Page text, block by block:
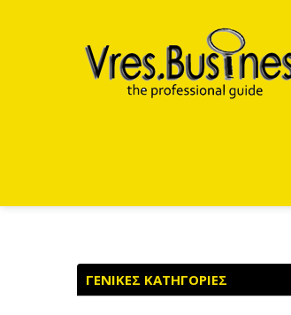
ΓΕΝΙΚΕΣ ΚΑΤΗΓΟΡΙΕΣ